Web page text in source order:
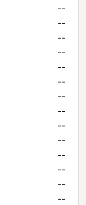
--
--
--
--
--
--
--
--
--
--
--
--
--
--